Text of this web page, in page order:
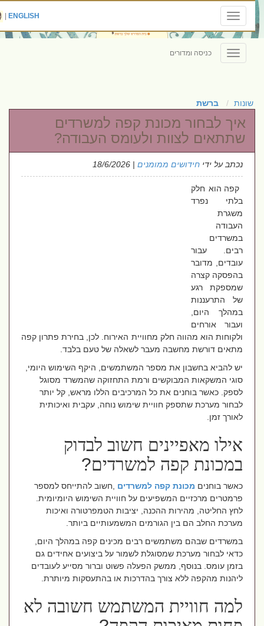
Toggle
navigation
ENGLISH
|
Toggle
navigation
כניסה ומדורים
שונות ברשת
איך לבחור מכונת קפה למשרדים
שתתאים לצוות ולעומס העבודה?
נכתב על ידיחידושים ממומנים| 18/6/2026
קפה הוא חלק
בלתי נפרד
משגרת
העבודה
במשרדים
רבים. עבור
עובדים, מדובר
בהפסקה קצרה
שמספקת רגע
של התרעננות
במהלך היום,
ועבור אורחים
ולקוחות הוא מהווה חלק מחוויית האירוח. לכן, בחירת פתרון קפה
מתאים דורשת מחשבה מעבר לשאלה של טעם בלבד.
יש להביא בחשבון את מספר המשתמשים, היקף השימוש היומי,
סוגי המשקאות המבוקשים ורמת התחזוקה שהמשרד מסוגל
לספק. כאשר בוחנים את כל המרכיבים הללו מראש, קל יותר
לבחור מערכת שתספק חוויית שימוש נוחה, עקבית ואיכותית
לאורך זמן.
אילו מאפיינים חשוב לבדוק
במכונת קפה למשרדים?
כאשר בוחניםמכונת קפה למשרדים,חשוב להתייחס למספר
פרמטרים מרכזיים המשפיעים על חוויית השימוש היומיומית.
לחץ החליטה, מהירות ההכנה, יציבות הטמפרטורה ואיכות
מערכת החלב הם בין הגורמים המשמעותיים ביותר.
במשרדים שבהם משתמשים רבים מכינים קפה במהלך היום,
כדאי לבחור מערכת שמסוגלת לשמור על ביצועים אחידים גם
בזמן עומס. בנוסף, ממשק הפעלה פשוט וברור מסייע לעובדים
ליהנות מהקפה ללא צורך בהדרכות או בהתעסקות מיותרת.
למה חוויית המשתמש חשובה לא